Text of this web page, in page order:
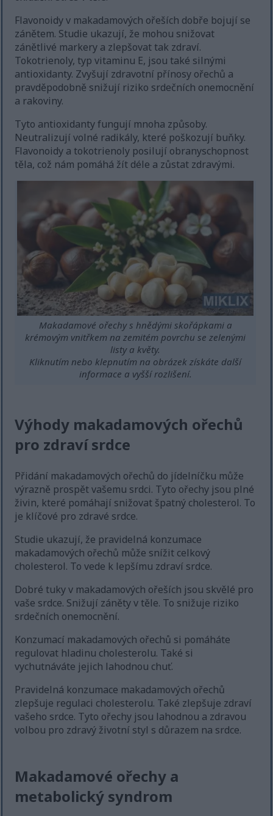
Flavonoidy v makadamových ořeších dobře bojují se
zánětem. Studie ukazují, že mohou snižovat
zánětlivé markery a zlepšovat tak zdraví.
Tokotrienoly, typ vitaminu E, jsou také silnými
antioxidanty. Zvyšují zdravotní přínosy ořechů a
pravděpodobně snižují riziko srdečních onemocnění
a rakoviny.
Tyto antioxidanty fungují mnoha způsoby.
Neutralizují volné radikály, které poškozují buňky.
Flavonoidy a tokotrienoly posilují obranyschopnost
těla, což nám pomáhá žít déle a zůstat zdravými.
Makadamové ořechy s hnědými skořápkami a
krémovým vnitřkem na zemitém povrchu se zelenými
listy a květy.
Kliknutím nebo klepnutím na obrázek získáte další
informace a vyšší rozlišení.
Výhody makadamových ořechů
pro zdraví srdce
Přidání makadamových ořechů do jídelníčku může
výrazně prospět vašemu srdci. Tyto ořechy jsou plné
živin, které pomáhají snižovat špatný cholesterol. To
je klíčové pro zdravé srdce.
Studie ukazují, že pravidelná konzumace
makadamových ořechů může snížit celkový
cholesterol. To vede k lepšímu zdraví srdce.
Dobré tuky v makadamových ořeších jsou skvělé pro
vaše srdce. Snižují záněty v těle. To snižuje riziko
srdečních onemocnění.
Konzumací makadamových ořechů si pomáháte
regulovat hladinu cholesterolu. Také si
vychutnáváte jejich lahodnou chuť.
Pravidelná konzumace makadamových ořechů
zlepšuje regulaci cholesterolu. Také zlepšuje zdraví
vašeho srdce. Tyto ořechy jsou lahodnou a zdravou
volbou pro zdravý životní styl s důrazem na srdce.
Makadamové ořechy a
metabolický syndrom